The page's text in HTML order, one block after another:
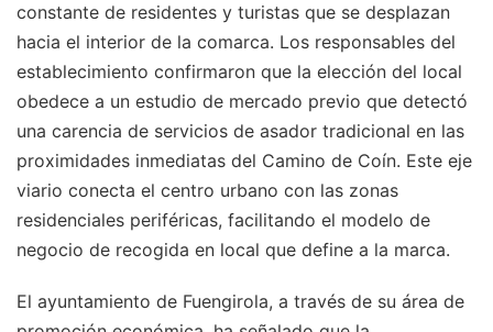
constante de residentes y turistas que se desplazan
hacia el interior de la comarca. Los responsables del
establecimiento confirmaron que la elección del local
obedece a un estudio de mercado previo que detectó
una carencia de servicios de asador tradicional en las
proximidades inmediatas del Camino de Coín. Este eje
viario conecta el centro urbano con las zonas
residenciales periféricas, facilitando el modelo de
negocio de recogida en local que define a la marca.
El ayuntamiento de Fuengirola, a través de su área de